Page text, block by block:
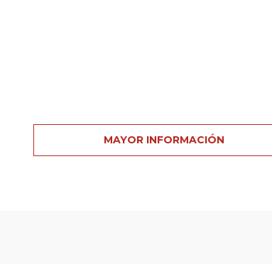
MAYOR INFORMACIÓN